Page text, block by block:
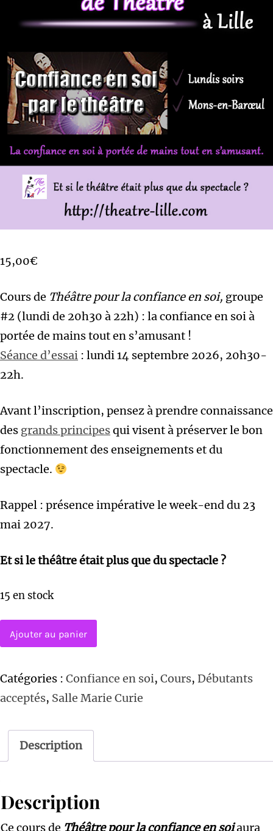
15,00€
Cours de Théâtre pour la confiance en soi, groupe
#2 (lundi de 20h30 à 22h) : la confiance en soi à
portée de mains tout en s’amusant !
Séance d’essai : lundi 14 septembre 2026, 20h30-
22h.
Avant l’inscription, pensez à prendre connaissance
des grands principesqui visent à préserver le bon
fonctionnement des enseignements et du
spectacle.
Rappel : présence impérative le week-end du 23
mai 2027.
Et si le théâtre était plus que du spectacle ?
15 en stock
quantité
de
20h30-
22h
Théâtre
pour
confiance
en
Ajouter au panier
Catégories : Confiance en soi, Cours, Débutants
acceptés, Salle Marie Curie
Description
Description
Ce cours de Théâtre pour la confiance en soiaura